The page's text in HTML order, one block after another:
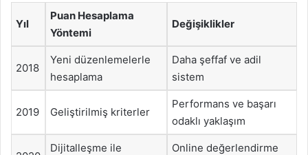
Yıl
Puan Hesaplama
Yöntemi
Değişiklikler
2018
Yeni düzenlemelerle
hesaplama
Daha şeffaf ve adil
sistem
2019 Geliştirilmiş kriterler
Performans ve başarı
odaklı yaklaşım
Dijitalleşme ile
Online değerlendirme